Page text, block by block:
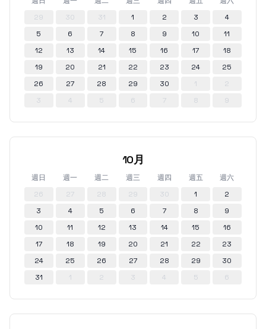
29
30 31 1 2 3
4
5
6 7 8 9 10
11
12
13 14 15 16 17
18
19
20 21 22 23 24
25
26
27 28 29 30 1
2
3
4 5 6 7 8 9
10月
週日 週一 週二 週三 週四 週五
週六
26
27 28 29 30 1
2
3
4 5 6 7 8
9
10
11 12 13 14 15
16
17
18 19 20 21 22
23
24
25 26 27 28 29
30
31
1 2 3 4 5 6